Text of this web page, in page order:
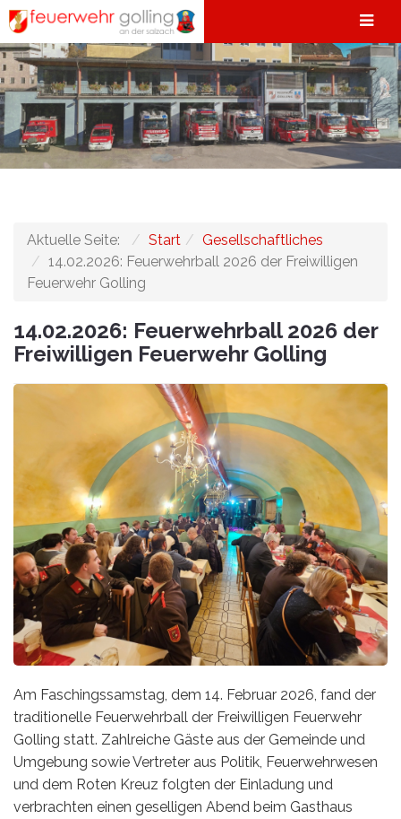
Aktuelle Seite: Start
Gesellschaftliches
14.02.2026: Feuerwehrball 2026 der Freiwilligen
Feuerwehr Golling
14.02.2026: Feuerwehrball 2026 der
Freiwilligen Feuerwehr Golling
Am Faschingssamstag, dem 14. Februar 2026, fand der
traditionelle Feuerwehrball der Freiwilligen Feuerwehr
Golling statt. Zahlreiche Gäste aus der Gemeinde und
Umgebung sowie Vertreter aus Politik, Feuerwehrwesen
und dem Roten Kreuz folgten der Einladung und
verbrachten einen geselligen Abend beim Gasthaus